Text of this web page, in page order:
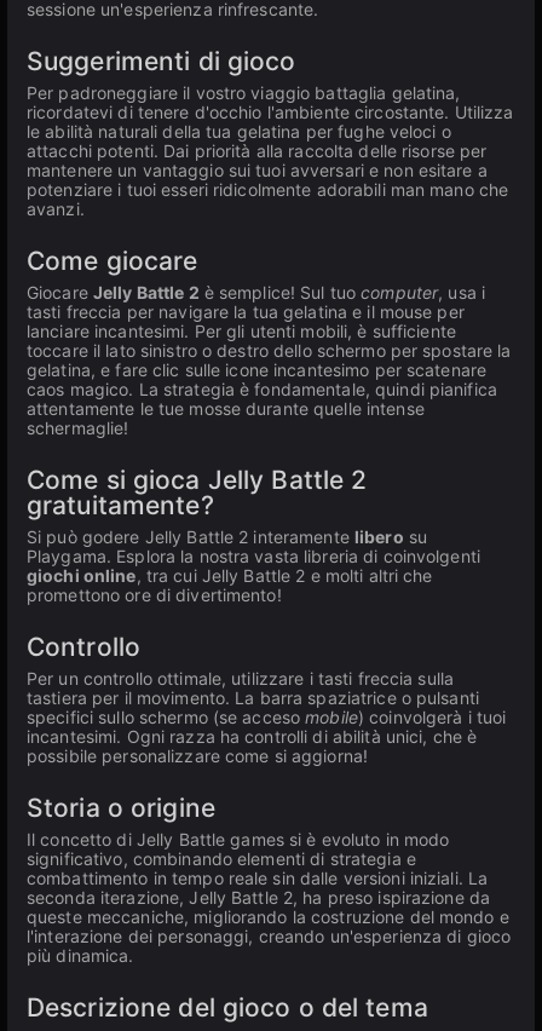
sessione un'esperienza rinfrescante.
Suggerimenti di gioco
Per padroneggiare il vostro viaggio battaglia gelatina,
ricordatevi di tenere d'occhio l'ambiente circostante. Utilizza
le abilità naturali della tua gelatina per fughe veloci o
attacchi potenti. Dai priorità alla raccolta delle risorse per
mantenere un vantaggio sui tuoi avversari e non esitare a
potenziare i tuoi esseri ridicolmente adorabili man mano che
avanzi.
Come giocare
Giocare Jelly Battle 2 è semplice! Sul tuocomputer, usa i
tasti freccia per navigare la tua gelatina e il mouse per
lanciare incantesimi. Per gli utenti mobili, è sufficiente
toccare il lato sinistro o destro dello schermo per spostare la
gelatina, e fare clic sulle icone incantesimo per scatenare
caos magico. La strategia è fondamentale, quindi pianifica
attentamente le tue mosse durante quelle intense
schermaglie!
Come si gioca Jelly Battle 2
gratuitamente?
Si può godere Jelly Battle 2 interamente libero su
Playgama. Esplora la nostra vasta libreria di coinvolgenti
giochi online, tra cui Jelly Battle 2 e molti altri che
promettono ore di divertimento!
Controllo
Per un controllo ottimale, utilizzare i tasti freccia sulla
tastiera per il movimento. La barra spaziatrice o pulsanti
specifici sullo schermo (se accesomobile) coinvolgerà i tuoi
incantesimi. Ogni razza ha controlli di abilità unici, che è
possibile personalizzare come si aggiorna!
Storia o origine
Il concetto di Jelly Battle games si è evoluto in modo
significativo, combinando elementi di strategia e
combattimento in tempo reale sin dalle versioni iniziali. La
seconda iterazione, Jelly Battle 2, ha preso ispirazione da
queste meccaniche, migliorando la costruzione del mondo e
l'interazione dei personaggi, creando un'esperienza di gioco
più dinamica.
Descrizione del gioco o del tema